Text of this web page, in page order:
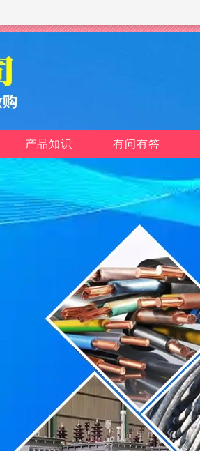
产品知识 有问有答